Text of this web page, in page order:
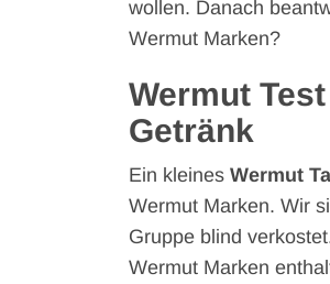
wollen. Danach
Wermut Marken?
Wermut
Getränk
Ein kleines Wermut
Wermut Marken. Wir
Gruppe blind
Wermut Marken